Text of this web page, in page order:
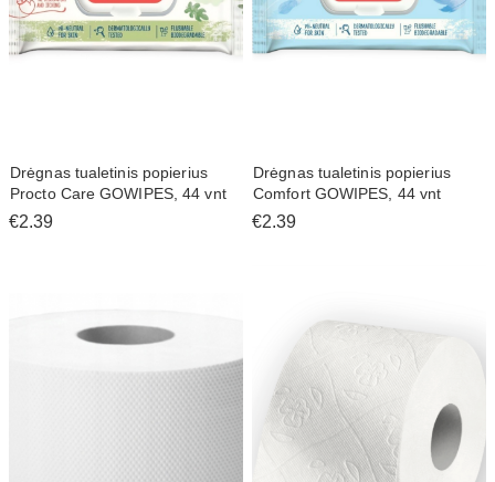
Drėgnas tualetinis popierius
Procto Care GOWIPES, 44 vnt
€2.39
Drėgnas tualetinis popierius
Comfort GOWIPES, 44 vnt
€2.39